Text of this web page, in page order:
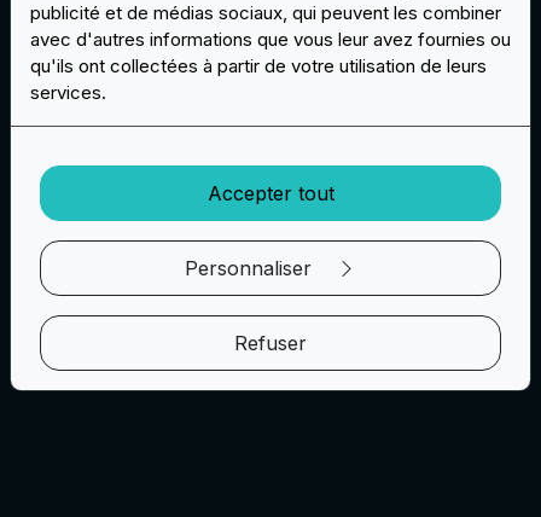
publicité et de médias sociaux, qui peuvent les combiner
avec d'autres informations que vous leur avez fournies ou
qu'ils ont collectées à partir de votre utilisation de leurs
services.
Accepter tout
Personnaliser
Refuser